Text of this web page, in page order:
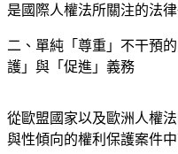
是國際人權法所關注的法
二、單純「尊重」不干預
護」與「促進」義務
從歐盟國家以及歐洲人權
與性傾向的權利保護案件